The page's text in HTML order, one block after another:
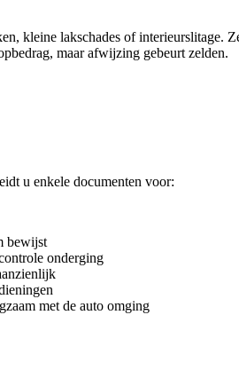
kleine lakschades of interieurslitage.
maar afwijzing gebeurt zelden.
u enkele documenten voor:
bewijst
onderging
met de auto omging